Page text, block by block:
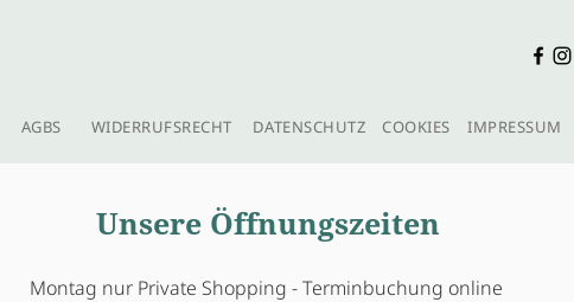
AGBS WIDERRUFSRECHT DATENSCHUTZ COOKIES IMPRESSUM
Unsere Öffnungszeiten
Montag nur Private Shopping - Terminbuchung online